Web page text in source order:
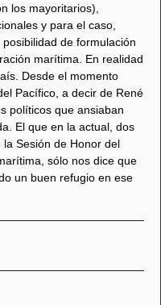
los mayoritarios),
y para el caso,
de formulación
marítima. En realidad
Desde el momento
Pacífico, a decir de René
políticos que ansiaban
El que en la actual, dos
Sesión de Honor del
sólo nos dice que
un buen refugio en ese